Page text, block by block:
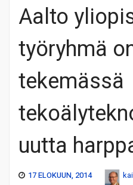
Aalto
työryhmä
tekemässä
uutta
17 ELOKUUN, 2014